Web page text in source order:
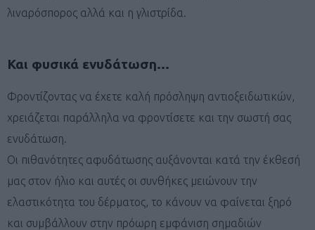
λιναρόσπορος αλλά και η γλιστρίδα.
Και φυσικά ενυδάτωση…
Φροντίζοντας να έχετε καλή πρόσληψη αντιοξειδωτικών,
χρειάζεται παράλληλα να φροντίσετε και την σωστή σας
ενυδάτωση.
Οι πιθανότητες αφυδάτωσης αυξάνονται κατά την έκθεσή
μας στον ήλιο και αυτές οι συνθήκες μειώνουν την
ελαστικότητα του δέρματος, το κάνουν να φαίνεται ξηρό
και συμβάλλουν στην πρόωρη εμφάνιση σημαδιών